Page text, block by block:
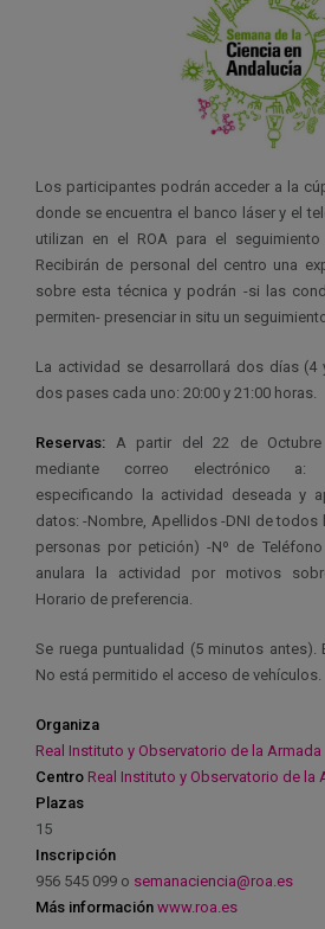
Los participantes podrán acceder a la
donde se encuentra el banco láser y el
utilizan en el ROA para el
Recibirán de personal del centro una
sobre esta técnica y podrán -si las
permiten- presenciar in situ un
La actividad se desarrollará dos días (4
dos pases cada uno: 20:00 y 21:00 horas.
Reservas: A partir del 22 de Octubre
mediante correo electrónico a:
especificando la actividad deseada y
datos: -Nombre, Apellidos -DNI de todos
personas por petición) -Nº de
anulara la actividad por motivos
Horario de preferencia.
Se ruega puntualidad (5 minutos antes).
No está permitido el acceso de vehículos.
Organiza
Real Instituto y Observatorio de la Armada
Centro Real Instituto y Observatorio de la
Plazas
15
Inscripción
956 545 099 o semanaciencia@roa.es
Más información www.roa.es